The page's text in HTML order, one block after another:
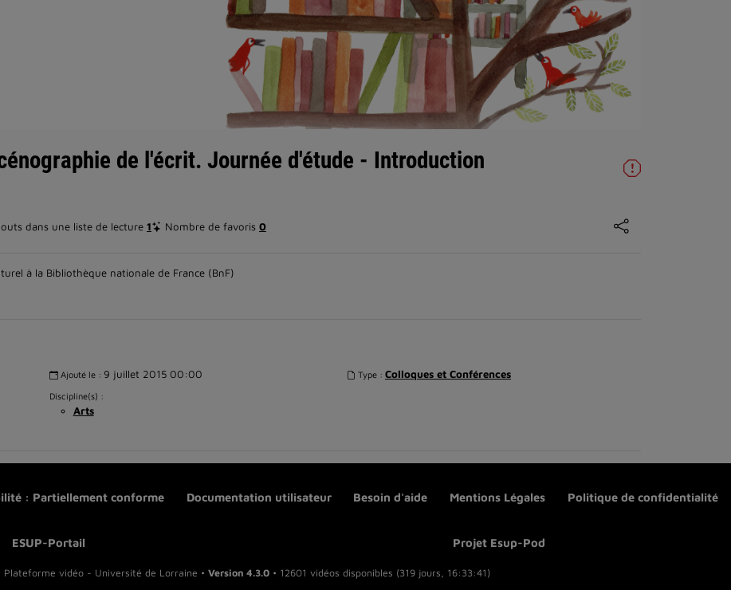
de l'écrit. Journée d'étude - Introduction
dans une liste de lecture 1 Nombre de favoris 0
à la Bibliothèque nationale de France (BnF)
Ajouté le : 9 juillet 2015 00:00 Type : Colloques et Conférences
Discipline(s) :
Arts
: Partiellement conforme Documentation utilisateur Besoin d'aide Mentions Légales Politique de confidentialité
ESUP-Portail Projet Esup-Pod
vidéo - Université de Lorraine • Version 4.3.0 • 12601 vidéos disponibles (319 jours, 16:33:41)